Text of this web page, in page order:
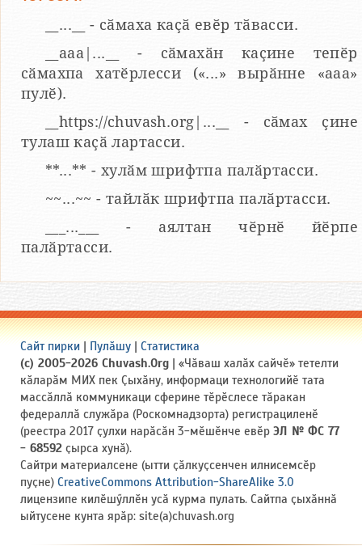
__...__ - сӑмаха каҫӑ евӗр тӑвасси.
__aaa|...__ - сӑмахӑн каҫине тепӗр
сӑмахпа хатӗрлесси («...» вырӑнне «ааа»
пулӗ).
__https://chuvash.org|...__ - сӑмах ҫине
тулаш каҫӑ лартасси.
**...** - хулӑм шрифтпа палӑртасси.
~~...~~ - тайлӑк шрифтпа палӑртасси.
___...___ - аялтан чӗрнӗ йӗрпе
палӑртасси.
Сайт пирки Пулӑшу
Статистика
(c) 2005-2026 Chuvash.Org | «Чӑваш халӑх сайчӗ» тетелти
кӑларӑм МИХ пек Ҫыхӑну, информаци технологийӗ тата
массӑллӑ коммуникаци сферине тӗрӗслесе тӑракан
федераллӑ служӑра (Роскомнадзорта) регистрациленӗ
(реестра 2017 ҫулхи нарӑсӑн 3-мӗшӗнче евӗр ЭЛ № ФС 77
- 68592 ҫырса хунӑ).
Сайтри материалсене (ытти ҫӑлкуҫсенчен илнисемсӗр
пуҫне) CreativeCommons Attribution-ShareAlike 3.0
лицензипе килӗшӳллӗн усӑ курма пулать. Сайтпа ҫыхӑннӑ
ыйтусене кунта ярӑр: site(a)chuvash.org